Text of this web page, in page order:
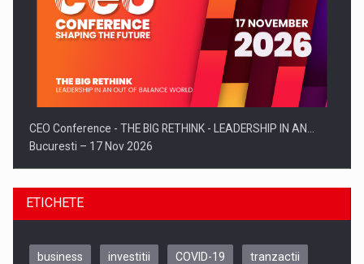
CEO Conference - THE BIG RETHINK - LEADERSHIP IN AN…
Bucuresti – 17 Nov 2026
ETICHETE
business investitii COVID-19 tranzactii